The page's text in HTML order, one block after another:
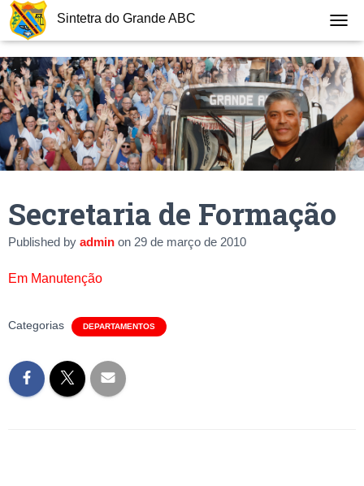
Sintetra do Grande ABC
G
G
L
E
N
A
V
I
Secretaria de Formação
Published by admin on 29 de março de 2010
Em Manutenção
Categorias DEPARTAMENTOS